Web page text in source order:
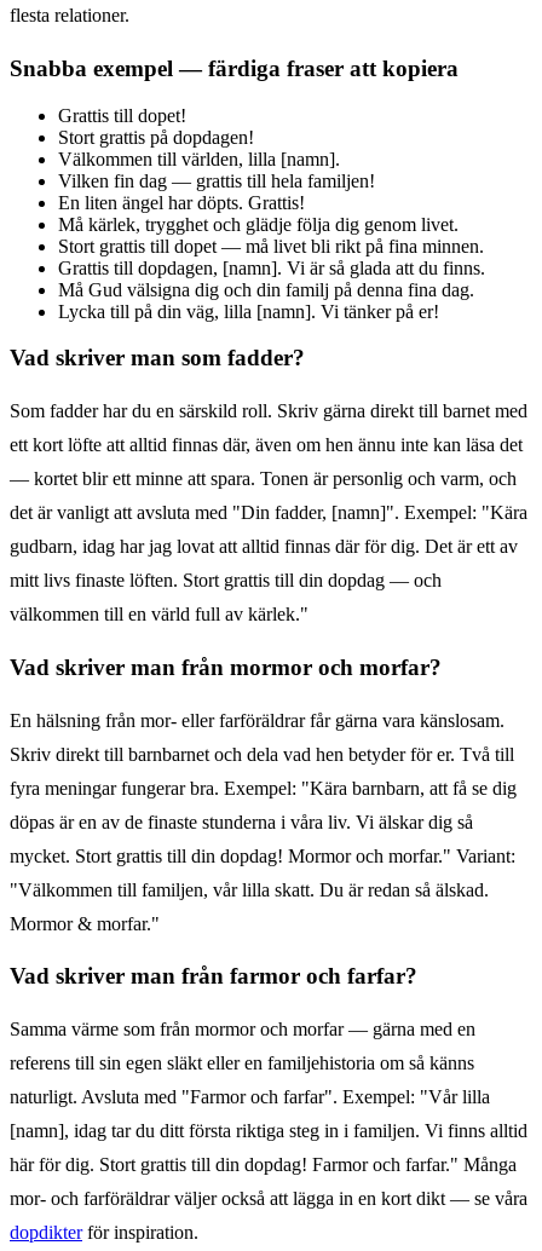
flesta relationer.
Snabba exempel — färdiga fraser att kopiera
Grattis till dopet!
Stort grattis på dopdagen!
Välkommen till världen, lilla [namn].
Vilken fin dag — grattis till hela familjen!
En liten ängel har döpts. Grattis!
Må kärlek, trygghet och glädje följa dig genom livet.
Stort grattis till dopet — må livet bli rikt på fina minnen.
Grattis till dopdagen, [namn]. Vi är så glada att du finns.
Må Gud välsigna dig och din familj på denna fina dag.
Lycka till på din väg, lilla [namn]. Vi tänker på er!
Vad skriver man som fadder?
Som fadder har du en särskild roll. Skriv gärna direkt till barnet med
ett kort löfte att alltid finnas där, även om hen ännu inte kan läsa det
— kortet blir ett minne att spara. Tonen är personlig och varm, och
det är vanligt att avsluta med "Din fadder, [namn]". Exempel: "Kära
gudbarn, idag har jag lovat att alltid finnas där för dig. Det är ett av
mitt livs finaste löften. Stort grattis till din dopdag — och
välkommen till en värld full av kärlek."
Vad skriver man från mormor och morfar?
En hälsning från mor- eller farföräldrar får gärna vara känslosam.
Skriv direkt till barnbarnet och dela vad hen betyder för er. Två till
fyra meningar fungerar bra. Exempel: "Kära barnbarn, att få se dig
döpas är en av de finaste stunderna i våra liv. Vi älskar dig så
mycket. Stort grattis till din dopdag! Mormor och morfar." Variant:
"Välkommen till familjen, vår lilla skatt. Du är redan så älskad.
Mormor & morfar."
Vad skriver man från farmor och farfar?
Samma värme som från mormor och morfar — gärna med en
referens till sin egen släkt eller en familjehistoria om så känns
naturligt. Avsluta med "Farmor och farfar". Exempel: "Vår lilla
[namn], idag tar du ditt första riktiga steg in i familjen. Vi finns alltid
här för dig. Stort grattis till din dopdag! Farmor och farfar." Många
mor- och farföräldrar väljer också att lägga in en kort dikt — se våra
dopdikterför inspiration.